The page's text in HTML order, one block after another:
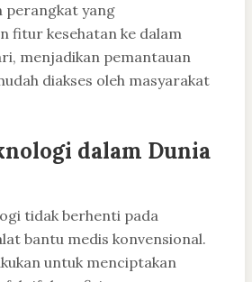
perangkat yang
fitur kesehatan ke dalam
menjadikan pemantauan
diakses oleh masyarakat
dalam Dunia
tidak berhenti pada
bantu medis konvensional.
untuk menciptakan